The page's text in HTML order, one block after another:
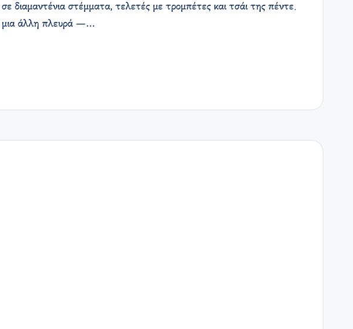
διαμαντένια στέμματα, τελετές με τρομπέτες και τσάι της πέντε.
μια άλλη πλευρά —…